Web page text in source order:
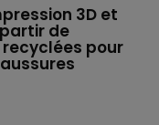
3D et
de
pour